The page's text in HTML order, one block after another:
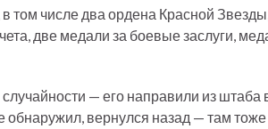
том числе два ордена Красной
две медали за боевые заслуги,
— его направили из штаба
вернулся назад — там